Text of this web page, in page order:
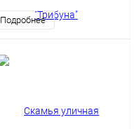
Подробнее